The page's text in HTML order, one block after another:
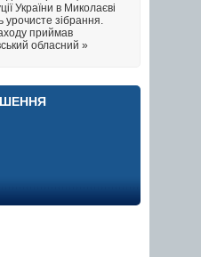
України в Миколаєві
урочисте зібрання.
приймав
обласний »